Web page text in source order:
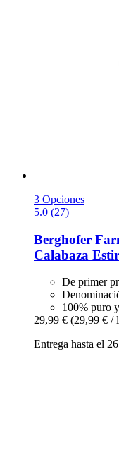
3 Opciones
5.0 (27)
Berghofer
Calabaza
De primer
100% puro
29,99 € (29,99 € /
Entrega hasta el